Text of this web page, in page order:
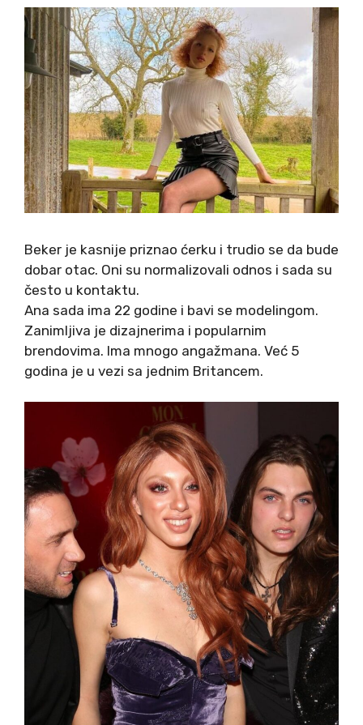
Beker je kasnije priznao ćerku i trudio se da bude
dobar otac. Oni su normalizovali odnos i sada su
često u kontaktu.
Ana sada ima 22 godine i bavi se modelingom.
Zanimljiva je dizajnerima i popularnim
brendovima. Ima mnogo angažmana. Već 5
godina je u vezi sa jednim Britancem.